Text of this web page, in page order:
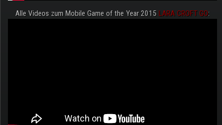
Alle Videos zum Mobile Game of the Year 2015 LARA CROFT GO: